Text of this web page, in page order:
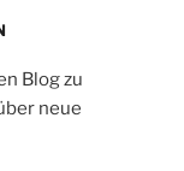
Blog zu
neue